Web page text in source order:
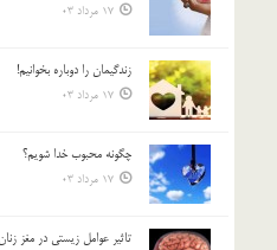
17 مرداد 03
زندگيمان را دوباره بخوانيم!
17 مرداد 03
چگونه محبوب خدا شويم؟
17 مرداد 03
تاثیر عوامل زيستي در مغز